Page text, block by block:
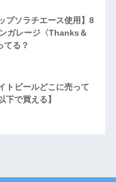
プソラチエース使用】8
ガレージ〈Thanks＆
てる？
トビールどこに売って
下で買える】